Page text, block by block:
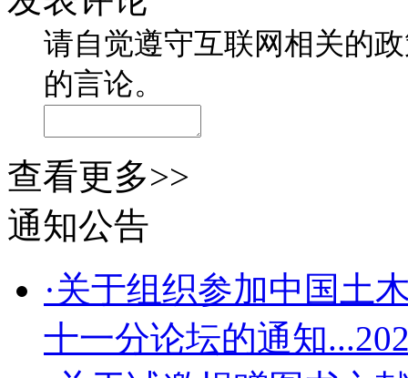
请自觉遵守互联网相关的
的言论。
查看更多>>
通知公告
·关于组织参加中国土
十一分论坛的通知...